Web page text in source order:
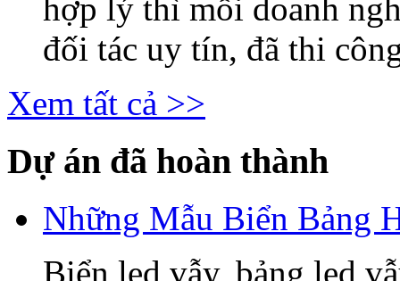
hợp lý thì mỗi doanh
đối tác uy tín, đã thi
Xem tất cả >>
Dự án đã hoàn thành
Những Mẫu Biển Bảng
Biển led vẫy, bảng led